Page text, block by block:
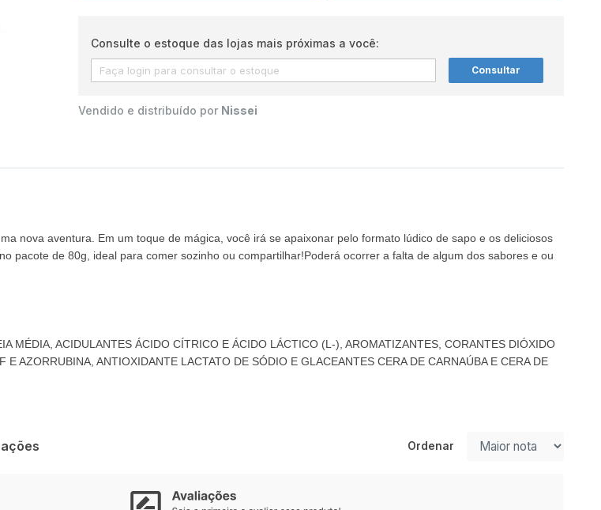
Consulte o estoque das lojas mais próximas a você:
Consultar
Vendido e distribuído por Nissei
nova aventura. Em um toque de mágica, você irá se apaixonar pelo formato lúdico de sapo e os deliciosos
pacote de 80g, ideal para comer sozinho ou compartilhar!Poderá ocorrer a falta de algum dos sabores e ou
MÉDIA, ACIDULANTES ÁCIDO CÍTRICO E ÁCIDO LÁCTICO (L-), AROMATIZANTES, CORANTES DIÓXIDO
AZORRUBINA, ANTIOXIDANTE LACTATO DE SÓDIO E GLACEANTES CERA DE CARNAÚBA E CERA DE
Ordenar